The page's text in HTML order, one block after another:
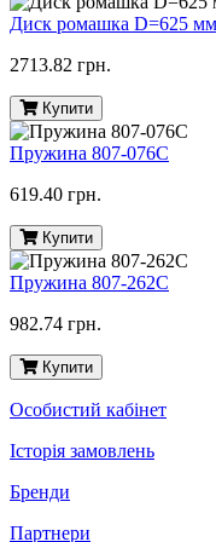
Диск ромашка D=625
2713.82 грн.
Купити
Пружина 807-076С
619.40 грн.
Купити
Пружина 807-262С
982.74 грн.
Купити
Особистий кабінет
Історія замовлень
Бренди
Партнери